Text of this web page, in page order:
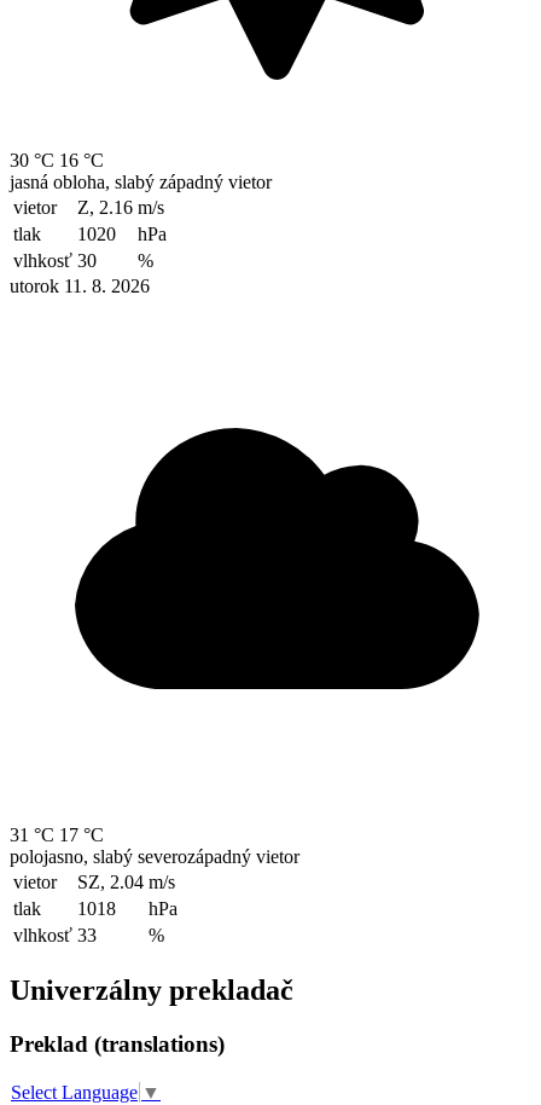
30 °C 16 °C
jasná obloha, slabý západný vietor
vietor
Z, 2.16 m/s
tlak
1020
hPa
vlhkosť 30
%
utorok 11. 8. 2026
31 °C 17 °C
polojasno, slabý severozápadný vietor
vietor
SZ, 2.04 m/s
tlak
1018
hPa
vlhkosť 33 %
Univerzálny prekladač
Preklad (translations)
Select Language ▼